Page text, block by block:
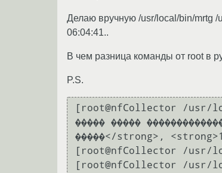
Делаю вручную /usr/local/bin/mrtg /
06:04:41..
В чем разница команды от root в
P.S.
[root@nfCollector /usr/
����� �����
�����</strong>,
[root@nfCollector /
[root@nfCollector /usr/